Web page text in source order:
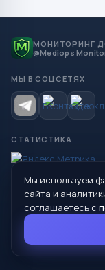
МОНИТОРИНГ
@Mediops
МЫ В СОЦСЕТЯХ
СТАТИСТИКА
© 2026
Сухой Лог
624800,
8 (34373) 4-33-85
Мы используем
сайта и
соглашаетесь с